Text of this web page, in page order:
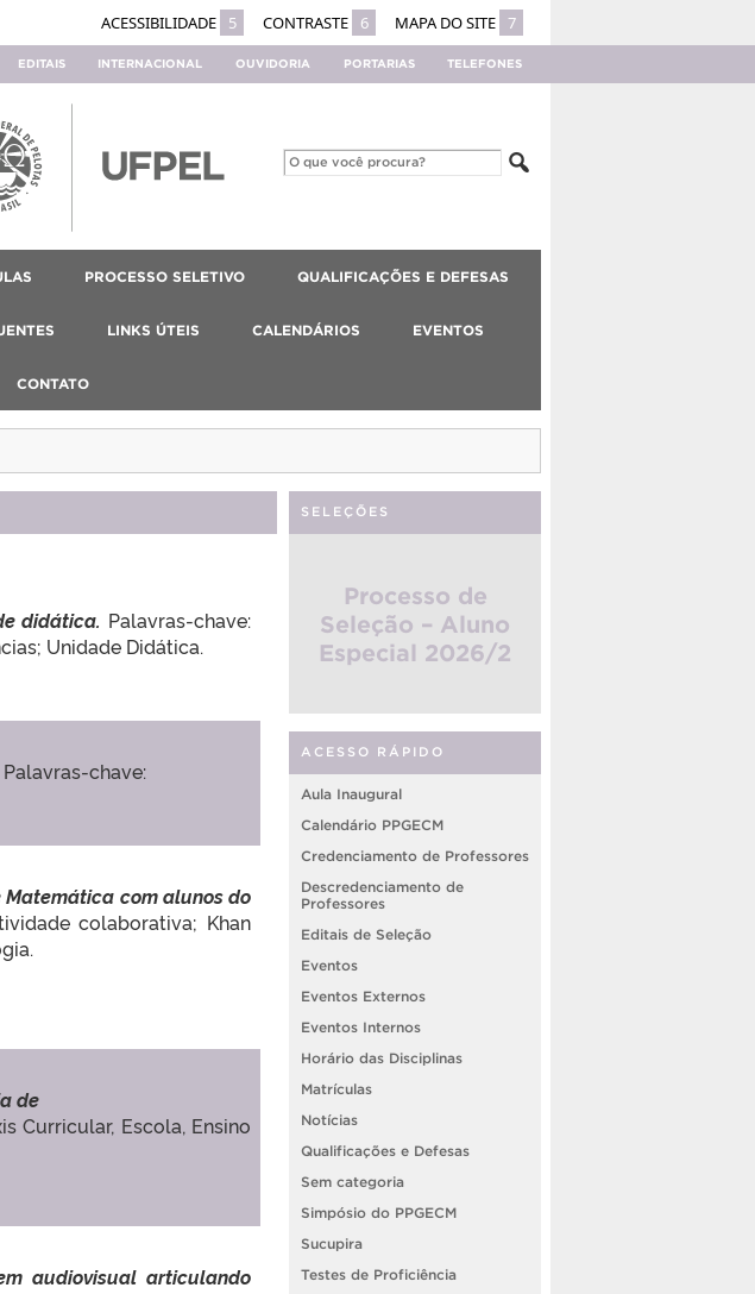
ACESSIBILIDADE 5 CONTRASTE 6 MAPA DO SITE 7
EDITAIS INTERNACIONAL OUVIDORIA PORTARIAS TELEFONES
PROCESSO SELETIVO QUALIFICAÇÕES E DEFESAS
LINKS ÚTEIS CALENDÁRIOS EVENTOS
CONTATO
didática. Palavras-chave:
Unidade Didática.
Palavras-chave:
com alunos do
colaborativa; Khan
de
Curricular, Escola, Ensino
audiovisual articulando
SELEÇÕES
Processo de
Seleção – Aluno
Especial 2026/2
ACESSO RÁPIDO
Aula Inaugural
Calendário PPGECM
Credenciamento de Professores
Descredenciamento de
Professores
Editais de Seleção
Eventos
Eventos Externos
Eventos Internos
Horário das Disciplinas
Matrículas
Notícias
Qualificações e Defesas
Sem categoria
Simpósio do PPGECM
Sucupira
Testes de Proficiência